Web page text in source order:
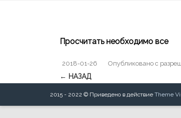
Просчитать необходимо все
Опубликовано
2018-01-26 с
← НАЗАД
2015 - 2022 © Приведено в действие Theme